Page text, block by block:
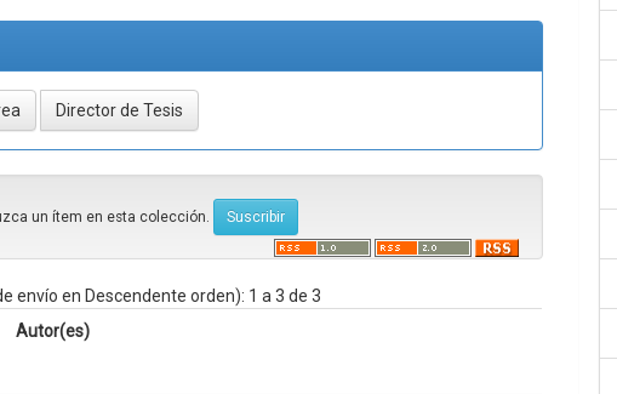
un ítem en esta colección.
envío en Descendente orden): 1 a 3 de 3
Autor(es)